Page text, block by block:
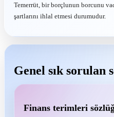
Temerrüt, bir borçlunun borcunu
şartlarını ihlal etmesi durumudur.
Genel sık sorulan
Finans terimleri